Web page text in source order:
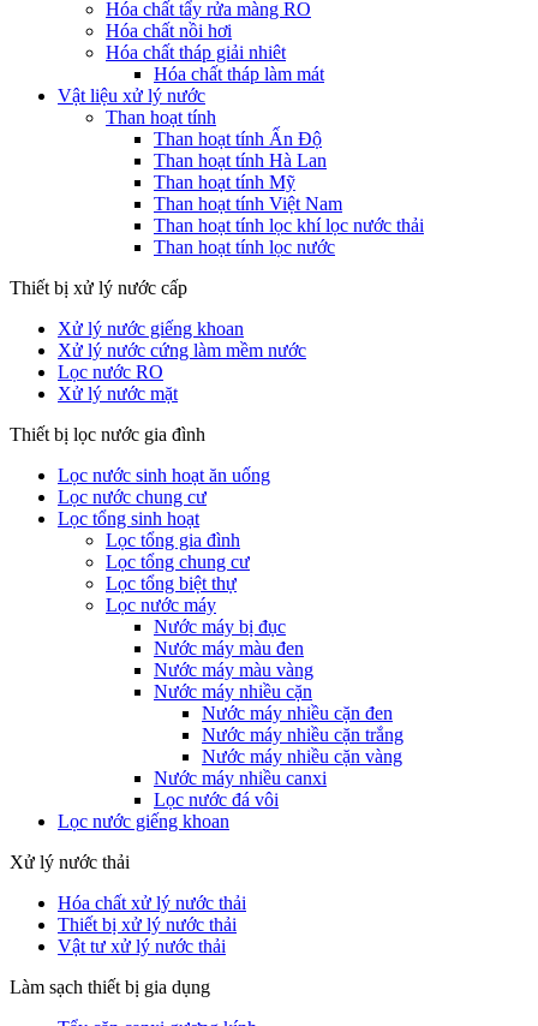
Hóa chất tẩy rửa màng RO
Hóa chất nồi hơi
Hóa chất tháp giải nhiêt
Hóa chất tháp làm mát
Vật liệu xử lý nước
Than hoạt tính
Than hoạt tính Ấn Độ
Than hoạt tính Hà Lan
Than hoạt tính Mỹ
Than hoạt tính Việt Nam
Than hoạt tính lọc khí lọc nước thải
Than hoạt tính lọc nước
Thiết bị xử lý nước cấp
Xử lý nước giếng khoan
Xử lý nước cứng làm mềm nước
Lọc nước RO
Xử lý nước mặt
Thiết bị lọc nước gia đình
Lọc nước sinh hoạt ăn uống
Lọc nước chung cư
Lọc tổng sinh hoạt
Lọc tổng gia đình
Lọc tổng chung cư
Lọc tổng biệt thự
Lọc nước máy
Nước máy bị đục
Nước máy màu đen
Nước máy màu vàng
Nước máy nhiều cặn
Nước máy nhiều cặn đen
Nước máy nhiều cặn trắng
Nước máy nhiều cặn vàng
Nước máy nhiều canxi
Lọc nước đá vôi
Lọc nước giếng khoan
Xử lý nước thải
Hóa chất xử lý nước thải
Thiết bị xử lý nước thải
Vật tư xử lý nước thải
Làm sạch thiết bị gia dụng